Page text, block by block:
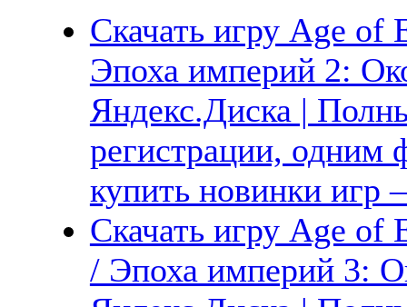
Скачать игру Age
Эпоха империй 2:
Яндекс.Диска |
регистрации, одним
купить новинки
Скачать игру Age
/ Эпоха империй 3: